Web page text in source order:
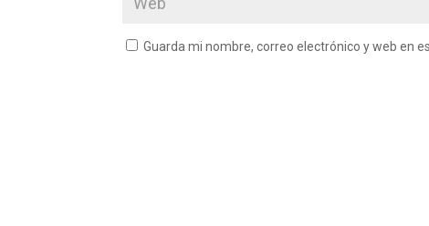
Guarda mi nombre, correo electrónico y web en